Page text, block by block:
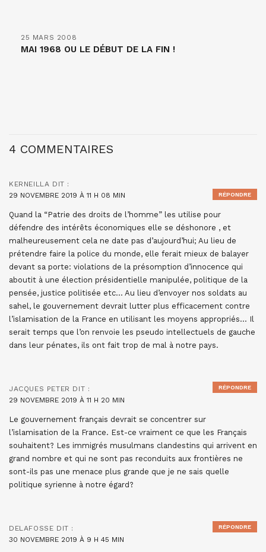
25 MARS 2008
MAI 1968 OU LE DÉBUT DE LA FIN !
4 COMMENTAIRES
KERNEILLA DIT :
29 NOVEMBRE 2019 À 11 H 08 MIN
Quand la “Patrie des droits de l’homme” les utilise pour
défendre des intérêts économiques elle se déshonore , et
malheureusement cela ne date pas d’aujourd’hui; Au lieu de
prétendre faire la police du monde, elle ferait mieux de balayer
devant sa porte: violations de la présomption d’innocence qui
aboutit à une élection présidentielle manipulée, politique de la
pensée, justice politisée etc… Au lieu d’envoyer nos soldats au
sahel, le gouvernement devrait lutter plus efficacement contre
l’islamisation de la France en utilisant les moyens appropriés… Il
serait temps que l’on renvoie les pseudo intellectuels de gauche
dans leur pénates, ils ont fait trop de mal à notre pays.
RÉPONDRE
JACQUES PETER DIT :
29 NOVEMBRE 2019 À 11 H 20 MIN
Le gouvernement français devrait se concentrer sur
l’islamisation de la France. Est-ce vraiment ce que les Français
souhaitent? Les immigrés musulmans clandestins qui arrivent en
grand nombre et qui ne sont pas reconduits aux frontières ne
sont-ils pas une menace plus grande que je ne sais quelle
politique syrienne à notre égard?
RÉPONDRE
DELAFOSSE DIT :
30 NOVEMBRE 2019 À 9 H 45 MIN
RÉPONDRE